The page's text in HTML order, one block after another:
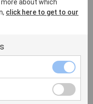
about which
click here to get to our